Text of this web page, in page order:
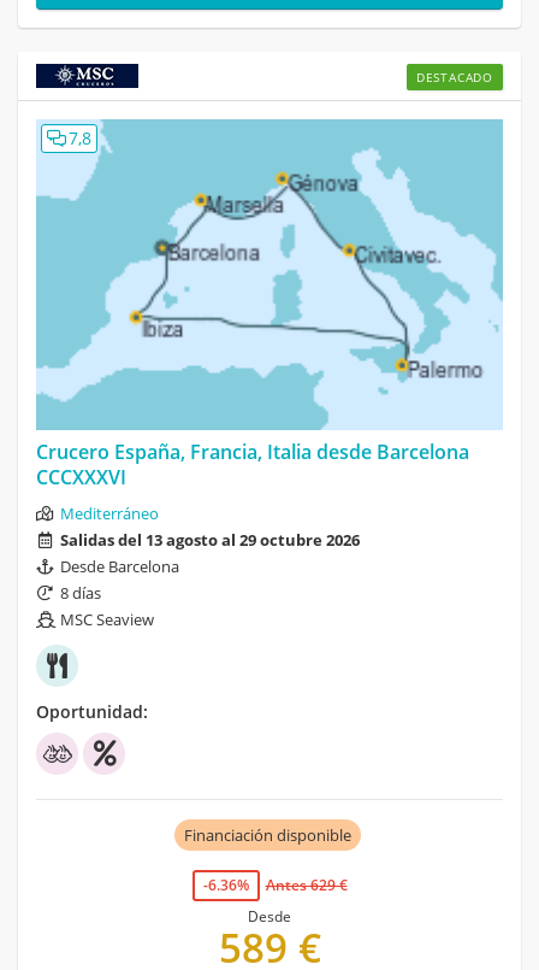
DESTACADO
7,8
Crucero España, Francia, Italia desde Barcelona
CCCXXXVI
Mediterráneo
Salidas del 13 agosto al 29 octubre 2026
Desde Barcelona
8 días
MSC Seaview
Oportunidad:
Financiación disponible
-6.36%
Antes 629 €
Desde
589 €